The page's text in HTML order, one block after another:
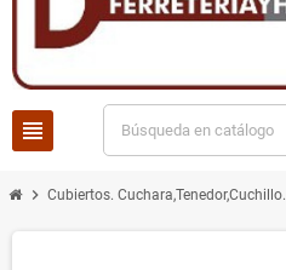
view_headline
chevron_right Cubiertos. Cuchara,Tenedor,Cuchillo.